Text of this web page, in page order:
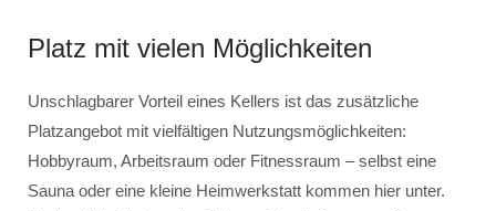
Platz mit vielen Möglichkeiten
Unschlagbarer Vorteil eines Kellers ist das zusätzliche
Platzangebot mit vielfältigen Nutzungsmöglichkeiten:
Hobbyraum, Arbeitsraum oder Fitnessraum – selbst eine
Sauna oder eine kleine Heimwerkstatt kommen hier unter.